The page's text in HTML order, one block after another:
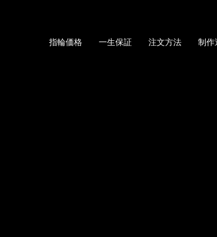
指輪価格 一生保証 注文方法 制作